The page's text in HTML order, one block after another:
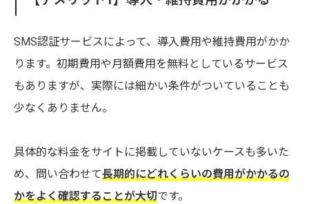
SMS認証サービスによって、導入費用や維持費用がかか
ります。初期費用や月額費用を無料としているサービス
もありますが、実際には細かい条件がついていることも
少なくありません。
具体的な料金をサイトに掲載していないケースも多いた
め、問い合わせて長期的にどれくらいの費用がかかるの
かをよく確認することが大切です。